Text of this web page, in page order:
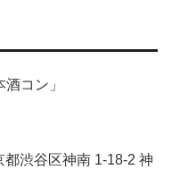
コン」
渋谷区神南 1-18-2 神